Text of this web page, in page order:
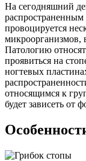
На сегодняшний
распространенным
провоцируется
микроорганизмов,
Патологию
проявиться на
ногтевых
относящимся к
будет зависеть от